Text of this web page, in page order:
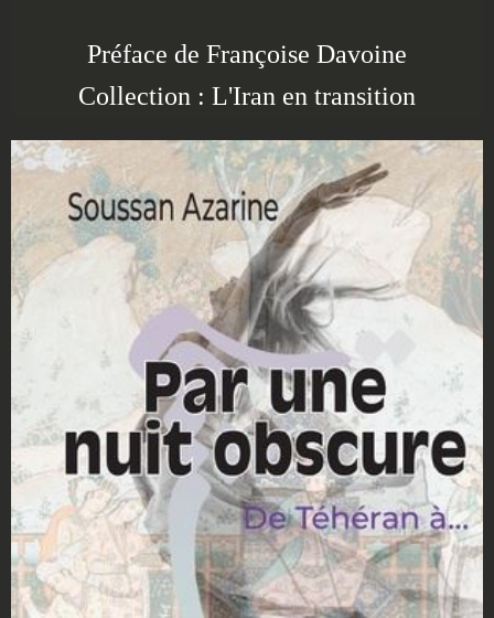
Préface de Françoise Davoine
Collection : L'Iran en transition